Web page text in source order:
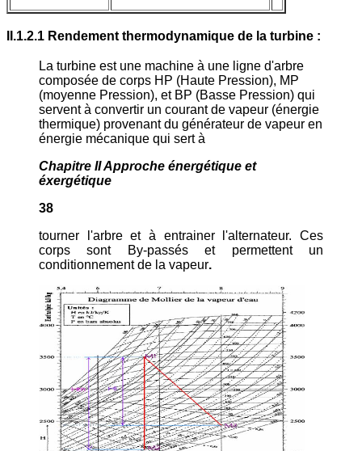
II.1.2.1 Rendement thermodynamique de la turbine :
La turbine est une machine à une ligne d'arbre
composée de corps HP (Haute Pression), MP
(moyenne Pression), et BP (Basse Pression) qui
servent à convertir un courant de vapeur (énergie
thermique) provenant du générateur de vapeur en
énergie mécanique qui sert à
Chapitre II Approche énergétique et
éxergétique
38
tourner l'arbre et à entrainer l'alternateur. Ces
corps sont By-passés et permettent un
conditionnement de la vapeur.